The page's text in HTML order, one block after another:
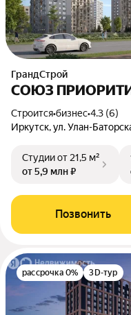
ГрандСтрой
СОЮЗ
Строится•бизнес•4.3 (6)
Иркутск, ул. Улан-
Студииот 21,5 м²
от 5,9 млн ₽
Позвонить
рассрочка 0% 3D-тур